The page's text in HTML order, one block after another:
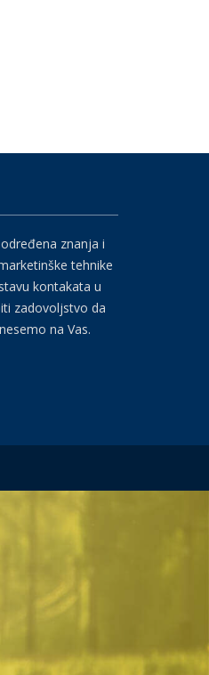
znanja i
tehnike
kontakata u
zadovoljstvo da
na Vas.